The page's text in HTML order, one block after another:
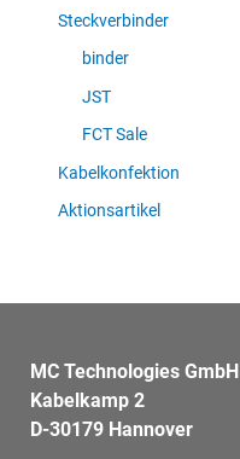
Steckverbinder
binder
JST
FCT Sale
Kabelkonfektion
Aktionsartikel
MC Technologies GmbH
Kabelkamp 2
D-30179 Hannover